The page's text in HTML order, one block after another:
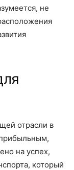
не
отрасли в
на успех,
который